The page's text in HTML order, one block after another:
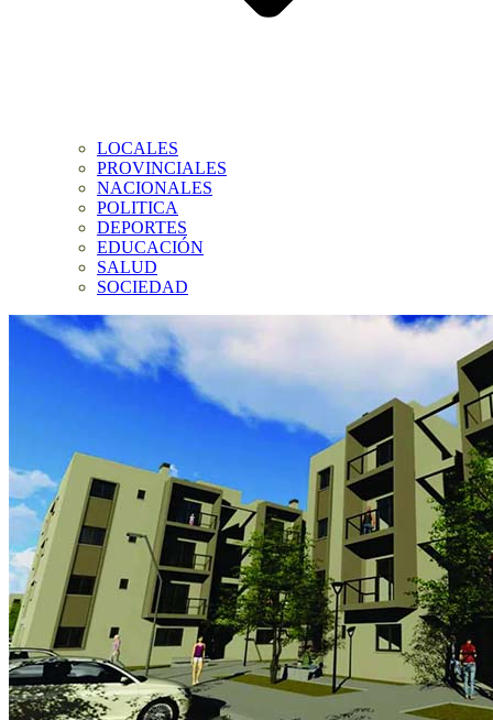
LOCALES
PROVINCIALES
NACIONALES
POLITICA
DEPORTES
EDUCACIÓN
SALUD
SOCIEDAD